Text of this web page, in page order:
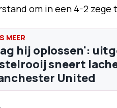
om in een 4-2 zege
hij oplossen':
sneert
United